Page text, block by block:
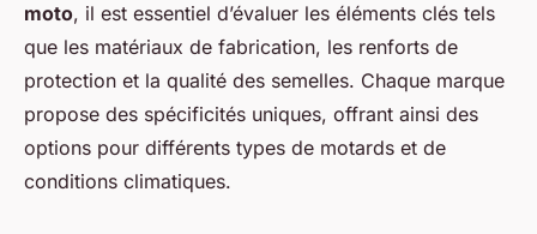
moto, il est essentiel d’évaluer les éléments clés tels
que les matériaux de fabrication, les renforts de
protection et la qualité des semelles. Chaque marque
propose des spécificités uniques, offrant ainsi des
options pour différents types de motards et de
conditions climatiques.